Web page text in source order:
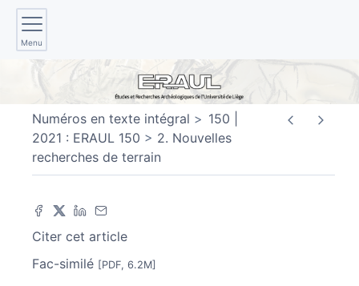
Menu
Numéros en texte intégral
150 |
2021 : ERAUL 150
2. Nouvelles
recherches de terrain
Citer cet article
Fac-similé [PDF, 6.2M]